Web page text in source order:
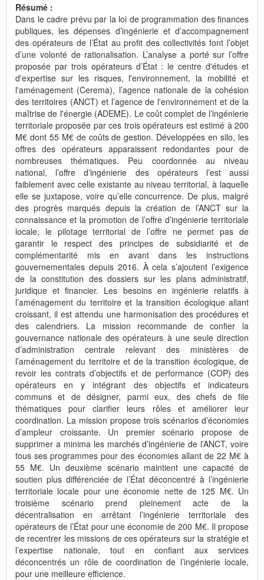
Résumé :
Dans le cadre prévu par la loi de programmation des finances
publiques, les dépenses d’ingénierie et d’accompagnement
des opérateurs de l’État au profit des collectivités font l’objet
d’une volonté de rationalisation. L’analyse a porté sur l’offre
proposée par trois opérateurs d’État : le centre d'études et
d'expertise sur les risques, l'environnement, la mobilité et
l'aménagement (Cerema), l’agence nationale de la cohésion
des territoires (ANCT) et l’agence de l'environnement et de la
maîtrise de l'énergie (ADEME). Le coût complet de l’ingénierie
territoriale proposée par ces trois opérateurs est estimé à 200
M€ dont 55 M€ de coûts de gestion. Développées en silo, les
offres des opérateurs apparaissent redondantes pour de
nombreuses thématiques. Peu coordonnée au niveau
national, l’offre d’ingénierie des opérateurs l’est aussi
faiblement avec celle existante au niveau territorial, à laquelle
elle se juxtapose, voire qu’elle concurrence. De plus, malgré
des progrès marqués depuis la création de l’ANCT sur la
connaissance et la promotion de l’offre d’ingénierie territoriale
locale, le pilotage territorial de l’offre ne permet pas de
garantir le respect des principes de subsidiarité et de
complémentarité mis en avant dans les instructions
gouvernementales depuis 2016. À cela s’ajoutent l’exigence
de la constitution des dossiers sur les plans administratif,
juridique et financier. Les besoins en ingénierie relatifs à
l’aménagement du territoire et la transition écologique allant
croissant, il est attendu une harmonisation des procédures et
des calendriers. La mission recommande de confier la
gouvernance nationale des opérateurs à une seule direction
d’administration centrale relevant des ministères de
l’aménagement du territoire et de la transition écologique, de
revoir les contrats d’objectifs et de performance (COP) des
opérateurs en y intégrant des objectifs et indicateurs
communs et de désigner, parmi eux, des chefs de file
thématiques pour clarifier leurs rôles et améliorer leur
coordination. La mission propose trois scénarios d’économies
d’ampleur croissante. Un premier scénario propose de
supprimer a minima les marchés d’ingénierie de l’ANCT, voire
tous ses programmes pour des économies allant de 22 M€ à
55 M€. Un deuxième scénario maintient une capacité de
soutien plus différenciée de l’État déconcentré à l’ingénierie
territoriale locale pour une économie nette de 125 M€. Un
troisième scénario prend pleinement acte de la
décentralisation en arrêtant l’ingénierie territoriale des
opérateurs de l’État pour une économie de 200 M€. Il propose
de recentrer les missions de ces opérateurs sur la stratégie et
l’expertise nationale, tout en confiant aux services
déconcentrés un rôle de coordination de l’ingénierie locale,
pour une meilleure efficience.